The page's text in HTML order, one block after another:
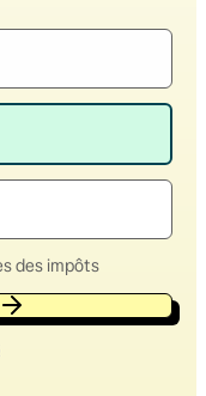
des impôts